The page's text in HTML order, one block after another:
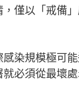
僅以「戒備
染規模極可
必須從最壞